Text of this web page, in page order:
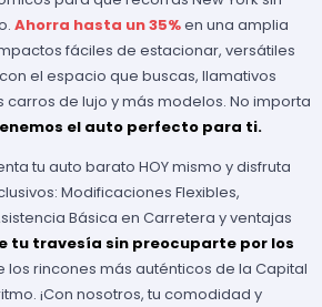
Ahorra hasta un 35%en una amplia
fáciles de estacionar, versátiles
con el espacio que buscas, llamativos
de lujo y más modelos. No importa
el auto perfecto para ti.
tu auto barato HOY mismo y disfruta
Modificaciones Flexibles,
Básica en Carretera y ventajas
tu travesía sin preocuparte por los
los rincones más auténticos de la Capital
¡Con nosotros, tu comodidad y